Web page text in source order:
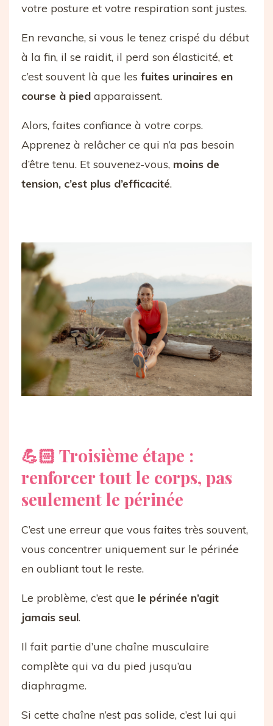
votre posture et votre respiration sont justes.
En revanche, si vous le tenez crispé du début
à la fin, il se raidit, il perd son élasticité, et
c’est souvent là que les fuites urinaires en
course à pied apparaissent.
Alors, faites confiance à votre corps.
Apprenez à relâcher ce qui n’a pas besoin
d’être tenu. Et souvenez-vous, moins de
tension, c’est plus d’efficacité.
💪🏻 Troisième étape :
renforcer tout le corps, pas
seulement le périnée
C’est une erreur que vous faites très souvent,
vous concentrer uniquement sur le périnée
en oubliant tout le reste.
Le problème, c’est que le périnée n’agit
jamais seul.
Il fait partie d’une chaîne musculaire
complète qui va du pied jusqu’au
diaphragme.
Si cette chaîne n’est pas solide, c’est lui qui